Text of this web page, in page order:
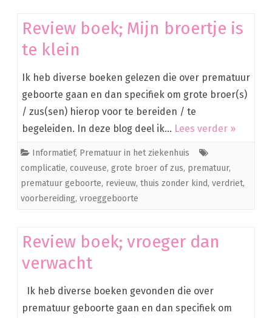
Review boek; Mijn broertje is
te klein
Ik heb diverse boeken gelezen die over prematuur
geboorte gaan en dan specifiek om grote broer(s)
/ zus(sen) hierop voor te bereiden / te
begeleiden. In deze blog deel ik… Lees verder »
Informatief, Prematuur in het ziekenhuis
complicatie, couveuse, grote broer of zus, prematuur,
prematuur geboorte, revieuw, thuis zonder kind, verdriet,
voorbereiding, vroeggeboorte
Review boek; vroeger dan
verwacht
Ik heb diverse boeken gevonden die over
prematuur geboorte gaan en dan specifiek om